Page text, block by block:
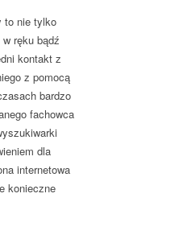
to nie tylko
ręku bądź
kontakt z
z pomocą
bardzo
fachowca
dla
internetowa
konieczne